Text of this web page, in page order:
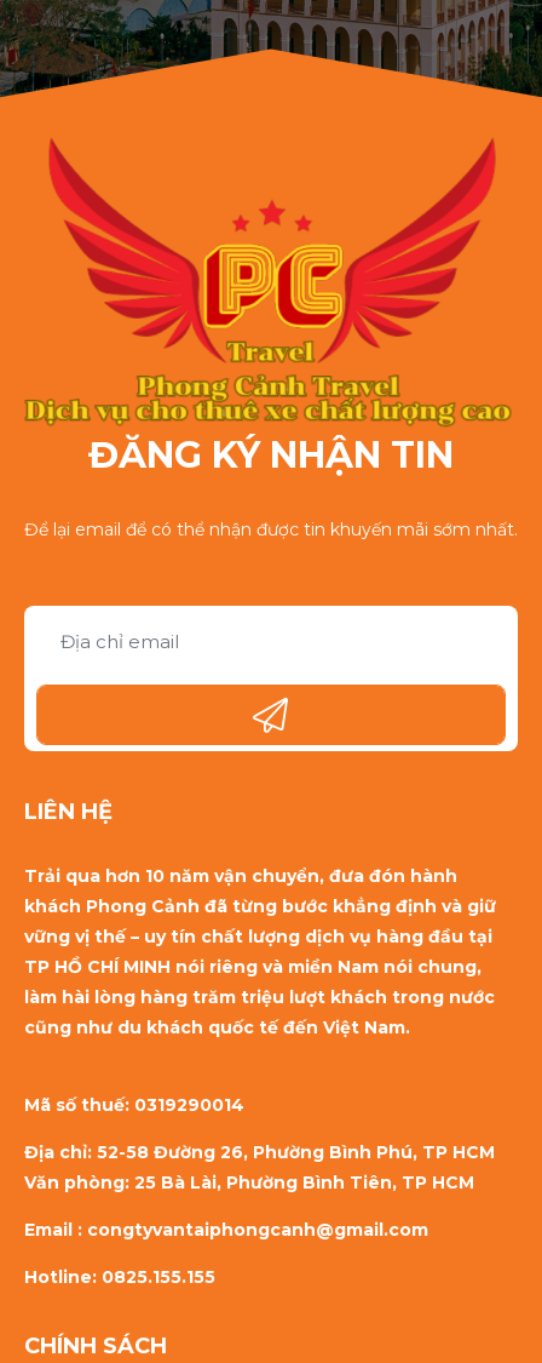
ĐĂNG KÝ NHẬN TIN
Để lại email để có thể nhận được tin khuyến mãi sớm nhất.
LIÊN HỆ
Trải qua hơn 10 năm vận chuyển, đưa đón hành
khách Phong Cảnh đã từng bước khẳng định và giữ
vững vị thế – uy tín chất lượng dịch vụ hàng đầu tại
TP HỒ CHÍ MINH nói riêng và miền Nam nói chung,
làm hài lòng hàng trăm triệu lượt khách trong nước
cũng như du khách quốc tế đến Việt Nam.
Mã số thuế: 0319290014
Địa chỉ: 52-58 Đường 26, Phường Bình Phú, TP HCM
Văn phòng: 25 Bà Lài, Phường Bình Tiên, TP HCM
Email : congtyvantaiphongcanh@gmail.com
Hotline: 0825.155.155
CHÍNH SÁCH